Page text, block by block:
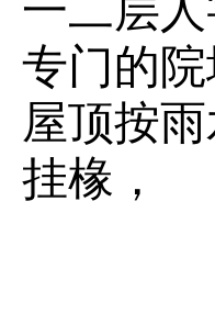
一二层
专门的
屋顶按
挂椽，